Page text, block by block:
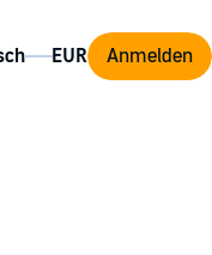
Anmelden